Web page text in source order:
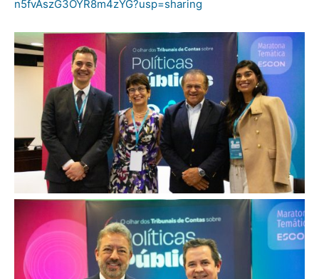
n5fvAszG3OYR8m4zYG?usp=sharing